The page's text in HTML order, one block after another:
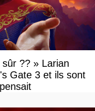
?? » Larian
Gate 3 et ils sont